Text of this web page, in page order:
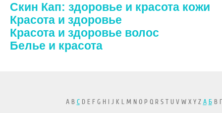
Скин Кап: здоровье и красота кожи
Красота и здоровье
Красота и здоровье волос
Белье и красота
A B CD E F G H I J K L M N O P Q R S T U V W X Y Z А БВ